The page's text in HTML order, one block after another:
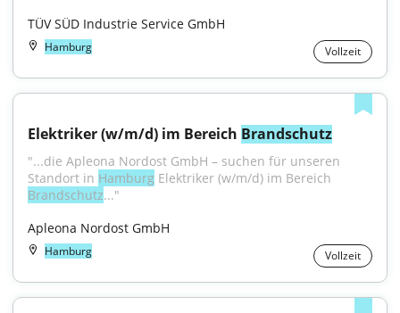
TÜV SÜD Industrie Service GmbH
Hamburg Vollzeit
Elektriker (w/m/d) im Bereich Brandschutz
"...die Apleona Nordost GmbH – suchen für unseren
Standort in Hamburg
Brandschutz..."
Apleona Nordost GmbH
Hamburg Vollzeit